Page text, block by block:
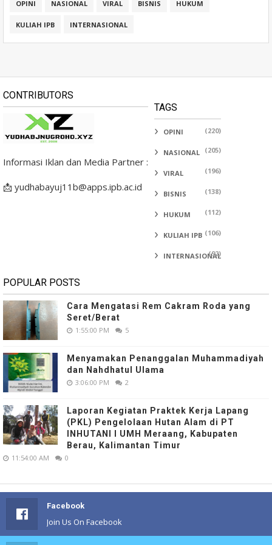
OPINI NASIONAL VIRAL BISNIS HUKUM
KULIAH IPB INTERNASIONAL
CONTRIBUTORS
Informasi Iklan dan Media Partner :
📩 yudhabayuj11b@apps.ipb.ac.id
TAGS
OPINI (220)
NASIONAL (205)
VIRAL (196)
BISNIS (138)
HUKUM (112)
KULIAH IPB (106)
INTERNASIONAL
(92)
POPULAR POSTS
Cara Mengatasi Rem Cakram Roda yang
Seret/Berat
1:55:00 PM 5
Menyamakan Penanggalan Muhammadiyah
dan Nahdhatul Ulama
3:06:00 PM 2
Laporan Kegiatan Praktek Kerja Lapang
(PKL) Pengelolaan Hutan Alam di PT
INHUTANI I UMH Meraang, Kabupaten
Berau, Kalimantan Timur
11:54:00 AM 0
Facebook
Join Us On Facebook